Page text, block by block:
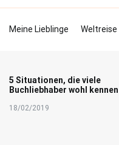
Meine Lieblinge
5 Situationen, die viele
Buchliebhaber wohl kennen
18/02/2019